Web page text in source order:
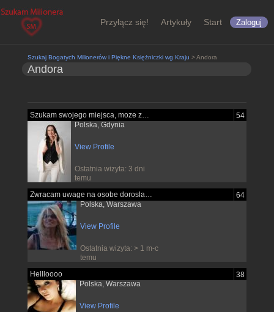
Przyłącz się! Artykuły Start Zaloguj
Szukaj Bogatych Milionerów i Piękne Księżniczki wg Kraju > Andora
Andora
54
Szukam swojego miejsca, moze znajde je...
Polska, Gdynia
View Profile
Ostatnia wizyta: 3 dni
temu
64
Zwracam uwage na osobe dorosla pewna...
Polska, Warszawa
View Profile
Ostatnia wizyta: > 1 m-c
temu
38
Hellloooo
Polska, Warszawa
View Profile